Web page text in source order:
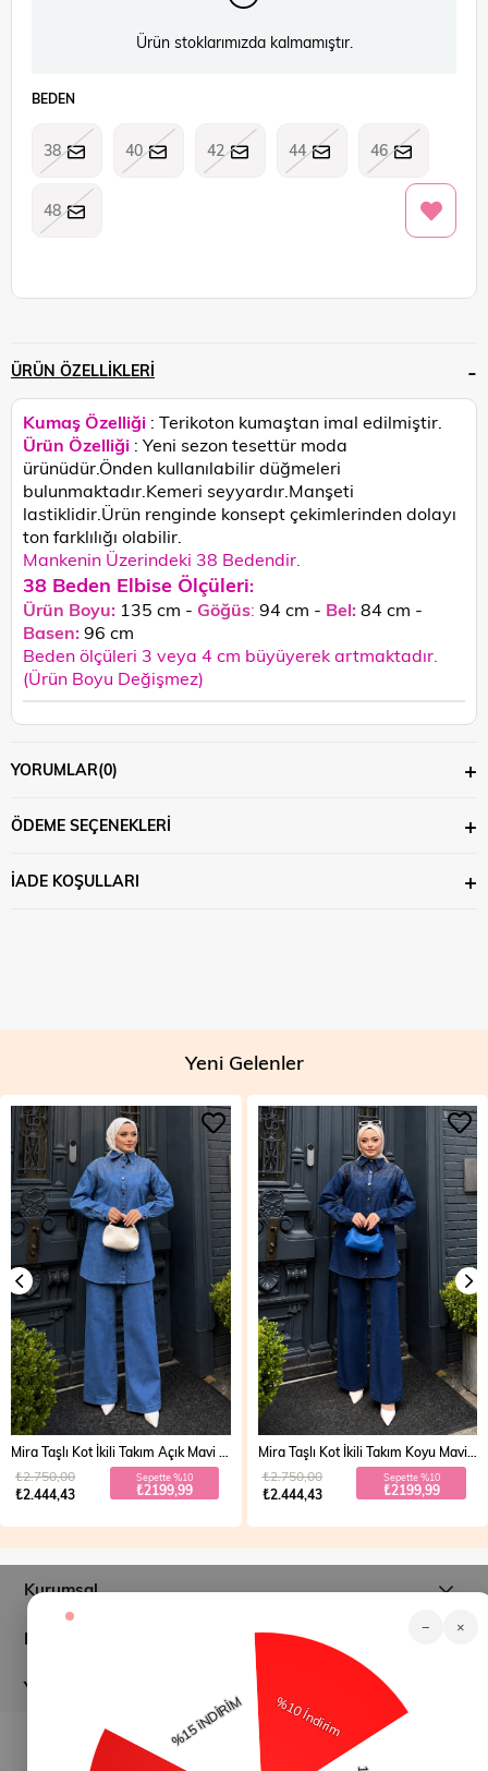
Ürün stoklarımızda kalmamıştır.
BEDEN
38 40 42 44 46
48
ÜRÜN ÖZELLIKLERI
Kumaş Özelliği : Terikoton kumaştan imal edilmiştir.
Ürün Özelliği : Yeni sezon tesettür moda
ürünüdür.Önden kullanılabilir düğmeleri
bulunmaktadır.Kemeri seyyardır.Manşeti
lastiklidir. Ürün renginde konsept çekimlerinden dolayı
ton farklılığı olabilir.
Mankenin Üzerindeki 38 Bedendir.
38 Beden Elbise Ölçüleri:
Ürün Boyu: 135 cm - Göğüs: 94 cm - Bel:84 cm -
Basen:96 cm
Beden ölçüleri 3 veya 4 cm büyüyerek artmaktadır.
(Ürün Boyu Değişmez)
YORUMLAR(0)
ÖDEME SEÇENEKLERI
İADE KOŞULLARI
Yeni Gelenler
₺2.444,43
₺2.750,00 Sepette %10
₺2199,99
Mira Taşlı Kot İkili Takım Koyu Mavi 19286
₺2.444,43
₺2.750,00 Sepette %10
₺2199,99
Kurumsal
Müşteri İlişkileri
Yardım
− ×